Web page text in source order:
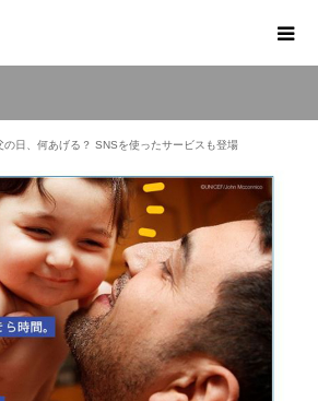
の日、何あげる？ SNSを使ったサービスも登場